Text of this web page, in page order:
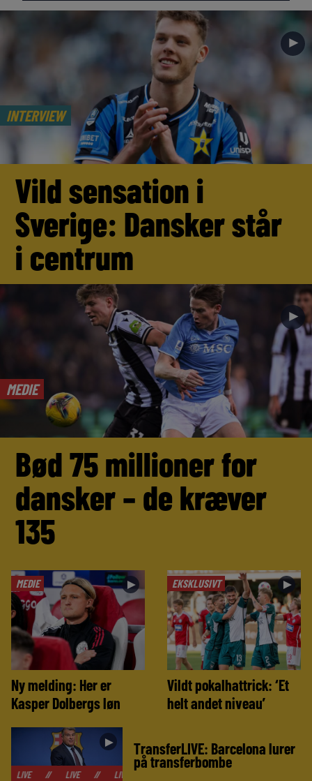
INTERVIEW
►
Vild sensation i
Sverige: Dansker står
i centrum
MEDIE
►
Bød 75 millioner for
dansker – de kræver
135
MEDIE ►
Ny melding: Her er
Kasper Dolbergs løn
EKSKLUSIVT ►
Vildt pokalhattrick: ‘Et
helt andet niveau’
►
LIVE LIVE LIVE
TransferLIVE: Barcelona lurer
på transferbombe